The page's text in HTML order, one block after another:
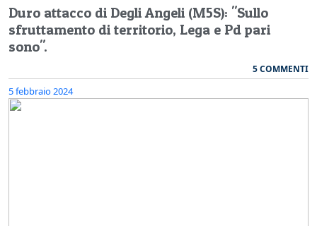
Duro attacco di Degli Angeli (M5S): "Sullo
sfruttamento di territorio, Lega e Pd pari
sono".
5 COMMENTI
5 febbraio 2024